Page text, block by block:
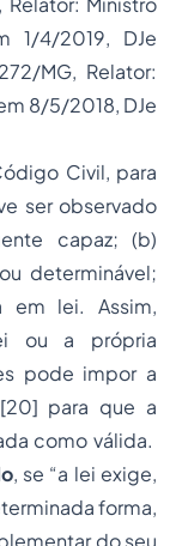
1/4/2019, DJe
MG, Relator:
8/5/2018, DJe
Civil, para
ser observado
capaz; (b)
determinável;
em lei. Assim,
ou a própria
pode impor a
[20] para que a
como válida.
, se “a lei exige,
forma,
do seu